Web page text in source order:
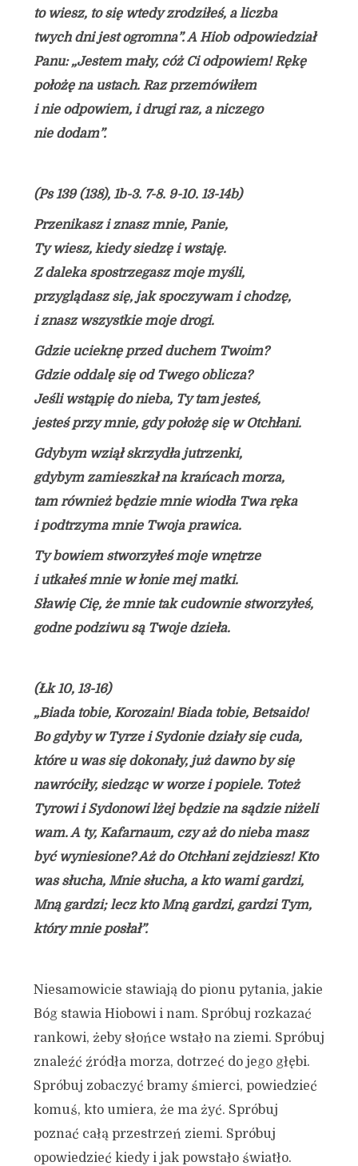
to wiesz, to się wtedy zrodziłeś, a liczba
twych dni jest ogromna”. A Hiob odpowiedział
Panu: „Jestem mały, cóż Ci odpowiem! Rękę
położę na ustach. Raz przemówiłem
i nie odpowiem, i drugi raz, a niczego
nie dodam”.
(Ps 139 (138), 1b-3. 7-8. 9-10. 13-14b)
Przenikasz i znasz mnie, Panie,
Ty wiesz, kiedy siedzę i wstaję.
Z daleka spostrzegasz moje myśli,
przyglądasz się, jak spoczywam i chodzę,
i znasz wszystkie moje drogi.
Gdzie ucieknę przed duchem Twoim?
Gdzie oddalę się od Twego oblicza?
Jeśli wstąpię do nieba, Ty tam jesteś,
jesteś przy mnie, gdy położę się w Otchłani.
Gdybym wziął skrzydła jutrzenki,
gdybym zamieszkał na krańcach morza,
tam również będzie mnie wiodła Twa ręka
i podtrzyma mnie Twoja prawica.
Ty bowiem stworzyłeś moje wnętrze
i utkałeś mnie w łonie mej matki.
Sławię Cię, że mnie tak cudownie stworzyłeś,
godne podziwu są Twoje dzieła.
(Łk 10, 13-16)
„Biada tobie, Korozain! Biada tobie, Betsaido!
Bo gdyby w Tyrze i Sydonie działy się cuda,
które u was się dokonały, już dawno by się
nawróciły, siedząc w worze i popiele. Toteż
Tyrowi i Sydonowi lżej będzie na sądzie niżeli
wam. A ty, Kafarnaum, czy aż do nieba masz
być wyniesione? Aż do Otchłani zejdziesz! Kto
was słucha, Mnie słucha, a kto wami gardzi,
Mną gardzi; lecz kto Mną gardzi, gardzi Tym,
który mnie posłał”.
Niesamowicie stawiają do pionu pytania, jakie
Bóg stawia Hiobowi i nam. Spróbuj rozkazać
rankowi, żeby słońce wstało na ziemi. Spróbuj
znaleźć źródła morza, dotrzeć do jego głębi.
Spróbuj zobaczyć bramy śmierci, powiedzieć
komuś, kto umiera, że ma żyć. Spróbuj
poznać całą przestrzeń ziemi. Spróbuj
opowiedzieć kiedy i jak powstało światło.